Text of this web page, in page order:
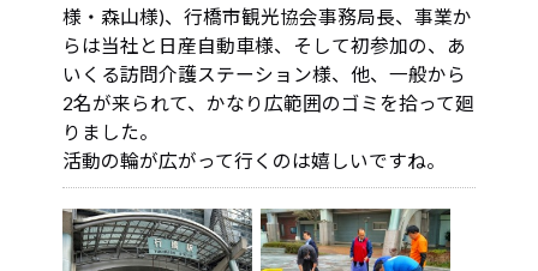
様・森山様)、行橋市観光協会事務局長、事業か
らは当社と日産自動車様、そして初参加の、あ
いくる訪問介護ステーション様、他、一般から
2名が来られて、かなり広範囲のゴミを拾って廻
りました。
活動の輪が広がって行くのは嬉しいですね。